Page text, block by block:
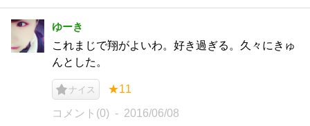
ゆーき
これまじで翔がよいわ。好き過ぎる。久々にきゅ
んとした。
ナイス ★11
コメント(0) 2016/06/08